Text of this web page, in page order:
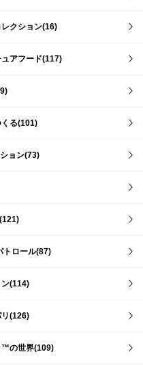
クション(16)
アフード(117)
る(101)
ョン(73)
トロール(87)
(114)
(126)
™の世界(109)